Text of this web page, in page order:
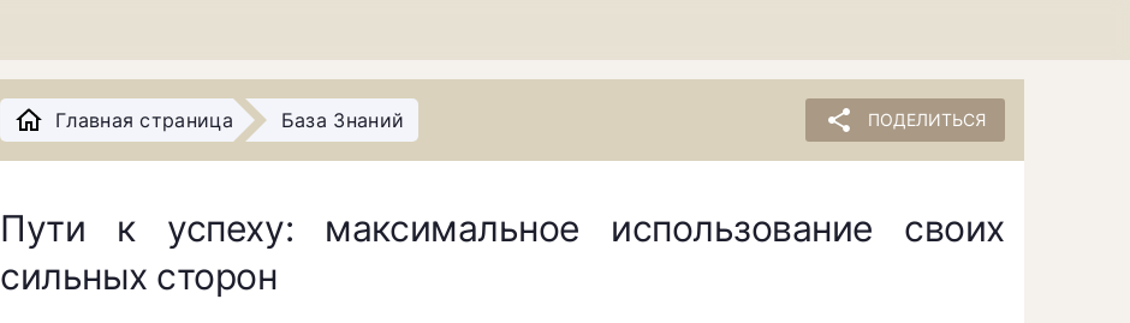
Главная страница База Знаний share ПОДЕЛИТЬСЯ
Пути к успеху: максимальное использование своих
сильных сторон